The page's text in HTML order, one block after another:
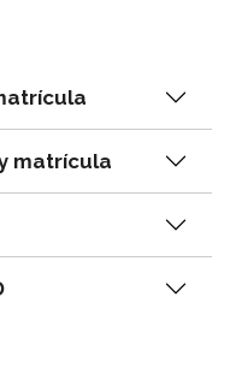
matrícula